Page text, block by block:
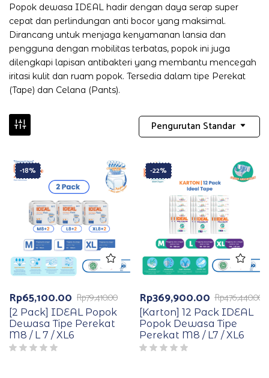
Popok dewasa IDEAL hadir dengan daya serap super
cepat dan perlindungan anti bocor yang maksimal.
Dirancang untuk menjaga kenyamanan lansia dan
pengguna dengan mobilitas terbatas, popok ini juga
dilengkapi lapisan antibakteri yang membantu mencegah
iritasi kulit dan ruam popok. Tersedia dalam tipe Perekat
(Tape) dan Celana (Pants).
Pengurutan Standar
-18%
Rp79,410.00
Harga
aslinya
adalah:
Rp79,410.00.
Rp65,100.00
Harga
saat
ini
adalah:
Rp65,100.00.
[2 Pack] IDEAL Popok
Dewasa Tipe Perekat
M8 / L 7 / XL6
-22%
Rp476,440.00
Harga
aslinya
adalah:
Rp476,440.00.
Rp369,900.00
Harga
saat
ini
adalah:
Rp369,900.00.
[Karton] 12 Pack IDEAL
Popok Dewasa Tipe
Perekat M8 / L7 / XL6